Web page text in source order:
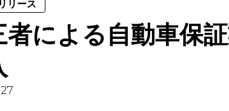
リース
者による自動車保